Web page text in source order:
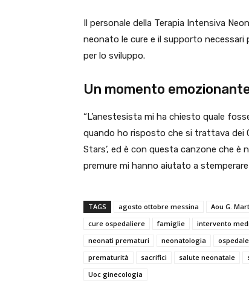
Il personale della Terapia Intensiva
neonato le cure e il supporto
per lo sviluppo.
Un momento
“L’anestesista mi ha chiesto quale
quando ho risposto che si trattava dei
Stars’, ed è con questa canzone che è
premure mi hanno aiutato a stemperare
TAGS agosto ottobre messina Aou G.
cure ospedaliere
famiglie intervento
neonati prematuri
neonatologia ospedale
prematurità
sacrifici salute neonatale
Uoc ginecologia